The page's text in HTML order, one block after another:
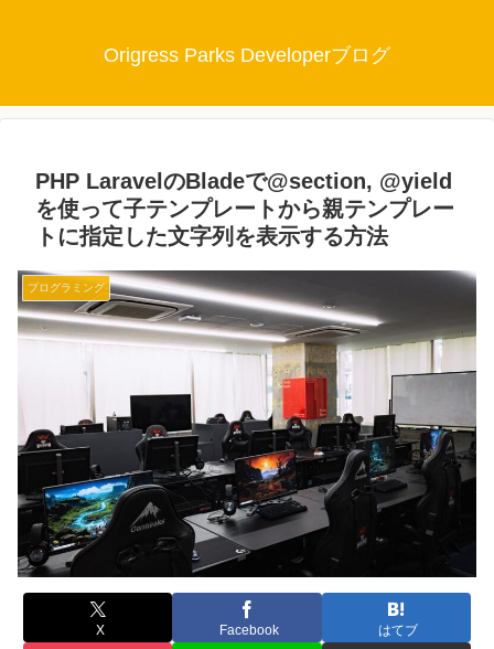
Origress Parks Developerブログ
PHP LaravelのBladeで@section, @yield
を使って子テンプレートから親テンプレー
トに指定した文字列を表示する方法
プログラミング
X Facebook はてブ